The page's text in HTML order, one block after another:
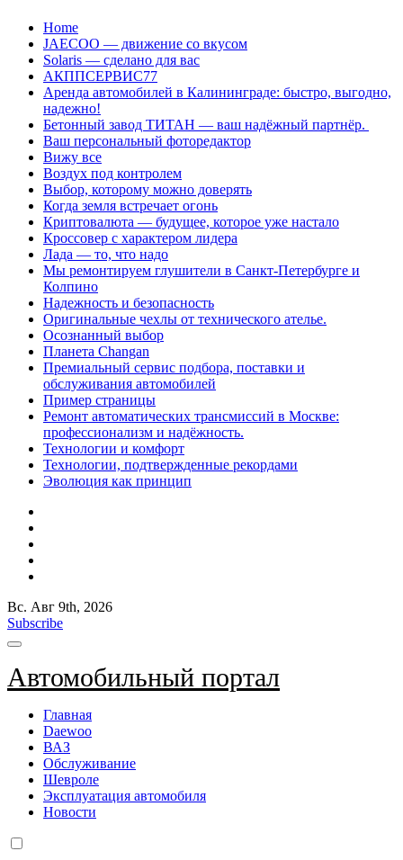
Перейти
содержанию
Home
JAECOO — движение со вкусом
Solaris — сделано для вас
АКППСЕРВИС77
Аренда автомобилей в Калининграде: быстро, выгодно,
надежно!
Бетонный завод ТИТАН — ваш надёжный партнёр.
Ваш персональный фоторедактор
Вижу все
Воздух под контролем
Выбор, которому можно доверять
Когда земля встречает огонь
Криптовалюта — будущее, которое уже настало
Кроссовер с характером лидера
Лада — то, что надо
Мы ремонтируем глушители в Санкт-Петербурге и
Колпино
Надежность и безопасность
Оригинальные чехлы от технического ателье.
Осознанный выбор
Планета Changan
Премиальный сервис подбора, поставки и
обслуживания автомобилей
Пример страницы
Ремонт автоматических трансмиссий в Москве:
профессионализм и надёжность.
Технологии и комфорт
Технологии, подтвержденные рекордами
Эволюция как принцип
Вс. Авг 9th, 2026
Subscribe
Автомобильный портал
Главная
Daewoo
ВАЗ
Обслуживание
Шевроле
Эксплуатация автомобиля
Новости